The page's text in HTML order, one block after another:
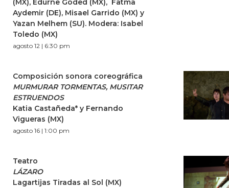
(MX), Edurne Goded (MX), Fatma
Aydemir (DE), Misael Garrido (MX) y
Yazan Melhem (SU). Modera: Isabel
Toledo (MX)
agosto 12 | 6:30 pm
Composición sonora coreográfica
MURMURAR TORMENTAS, MUSITAR
ESTRUENDOS
Katia Castañeda* y Fernando
Vigueras (MX)
agosto 16 | 1:00 pm
Teatro
LÁZARO
Lagartijas Tiradas al Sol (MX)